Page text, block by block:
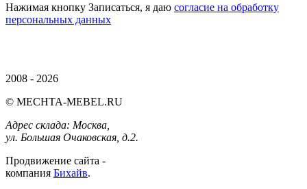
Нажимая кнопку Записаться, я даю согласие на обработку
персональных данных
2008 - 2026
© MECHTA-MEBEL.RU
Адрес склада: Москва,
ул. Большая Очаковская, д.2.
Продвижение сайта -
компания Бихайв.